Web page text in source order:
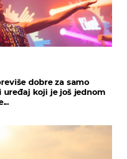
dobre za samo
uređaj koji je još jednom